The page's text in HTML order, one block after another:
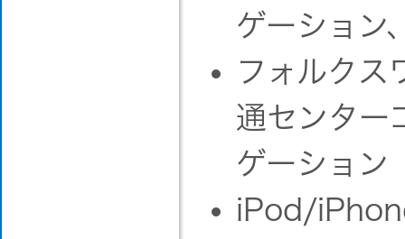
ゲーション
フォルクス
通センター
ゲーション
iPod/